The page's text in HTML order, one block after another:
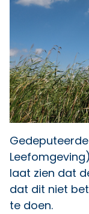
laat zien dat
dat dit niet
te doen.